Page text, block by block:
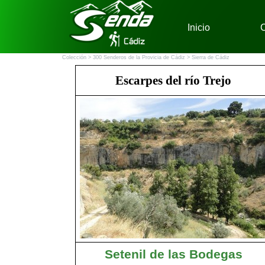
Inicio
Colección >300 Senderos de la Provicia de Cádiz > Sierra de Cádiz
Escarpes del río Trejo
Setenil de las Bodegas